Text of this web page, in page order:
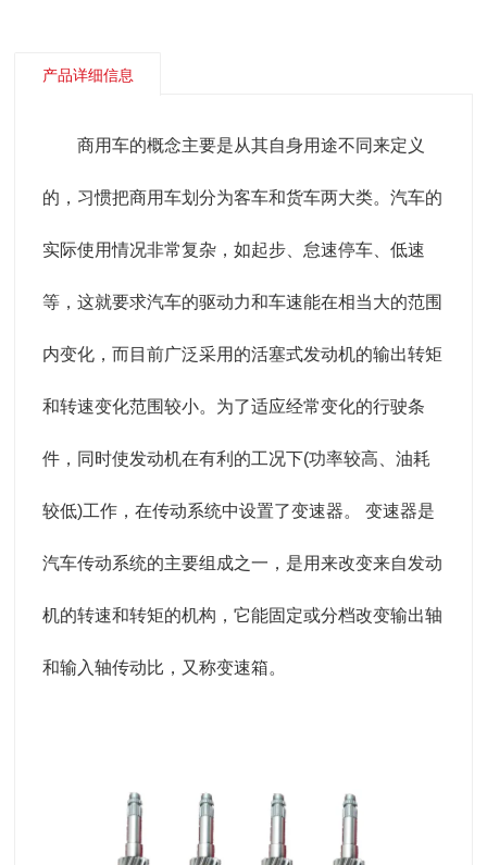
产品详细信息
商用车的概念主要是从其自身用途不同来定义
的，习惯把商用车划分为客车和货车两大类。汽车的
实际使用情况非常复杂，如起步、怠速停车、低速
等，这就要求汽车的驱动力和车速能在相当大的范围
内变化，而目前广泛采用的活塞式发动机的输出转矩
和转速变化范围较小。为了适应经常变化的行驶条
件，同时使发动机在有利的工况下(功率较高、油耗
较低)工作，在传动系统中设置了变速器。 变速器是
汽车传动系统的主要组成之一，是用来改变来自发动
机的转速和转矩的机构，它能固定或分档改变输出轴
和输入轴传动比，又称变速箱。